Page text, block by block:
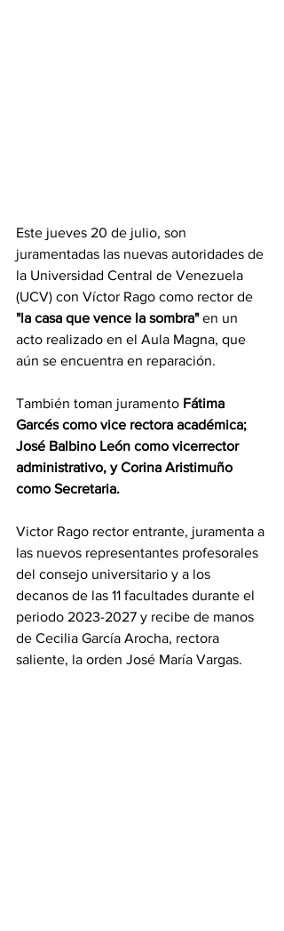
Este jueves 20 de julio, son
juramentadas las nuevas autoridades de
la Universidad Central de Venezuela
(UCV) con Víctor Rago como rector de
"la casa que vence la sombra" en un
acto realizado en el Aula Magna, que
aún se encuentra en reparación.
También toman juramento Fátima
Garcés como vice rectora académica;
José Balbino León como vicerrector
administrativo, y Corina Aristimuño
como Secretaria.
Victor Rago rector entrante, juramenta a
las nuevos representantes profesorales
del consejo universitario y a los
decanos de las 11 facultades durante el
periodo 2023-2027 y recibe de manos
de Cecilia García Arocha, rectora
saliente, la orden José María Vargas.